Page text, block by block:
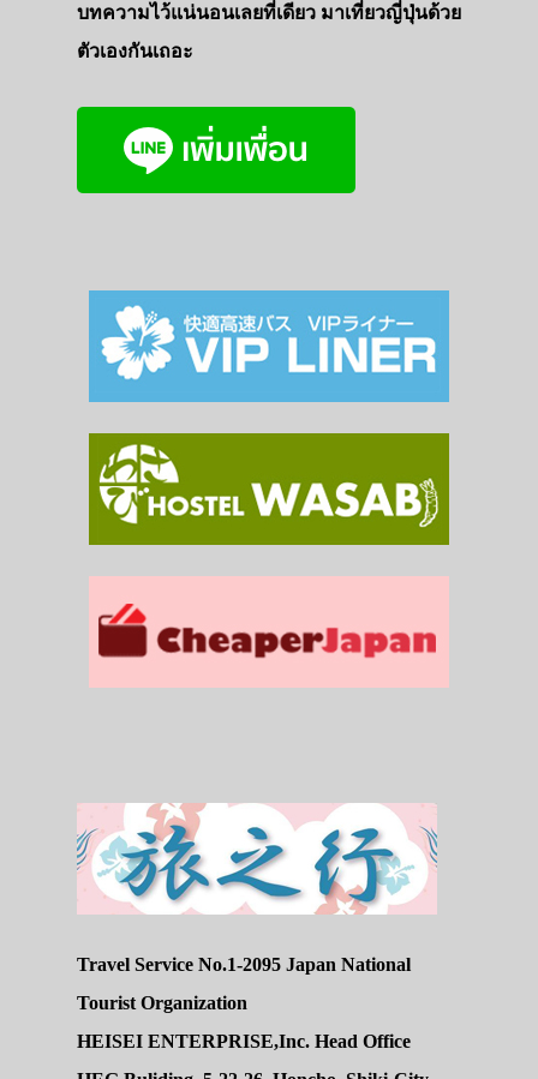
บทความไว้แน่นอนเลยที่เดียว มาเที่ยวญี่ปุ่นด้วย
ตัวเองกันเถอะ
Travel Service No.1-2095 Japan National
Tourist Organization
HEISEI ENTERPRISE,Inc. Head Office